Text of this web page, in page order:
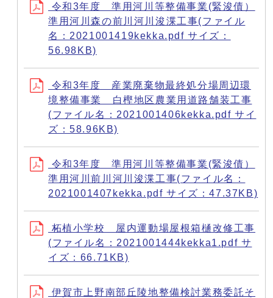
令和3年度 準用河川等整備事業(緊浚債）
準用河川森の前川河川浚渫工事(ファイル
名：2021001419kekka.pdf サイズ：
56.98KB)
令和3年度 産業廃棄物最終処分場周辺環
境整備事業 白樫地区農業用道路舗装工事
(ファイル名：2021001406kekka.pdf サイ
ズ：58.96KB)
令和3年度 準用河川等整備事業(緊浚債）
準用河川前川河川浚渫工事(ファイル名：
2021001407kekka.pdf サイズ：47.37KB)
柘植小学校 屋内運動場屋根箱樋改修工事
(ファイル名：2021001444kekka1.pdf サ
イズ：66.71KB)
伊賀市上野南部丘陵地整備検討業務委託そ